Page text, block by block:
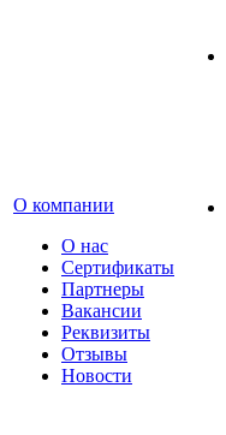
О компании
О нас
Сертификаты
Партнеры
Вакансии
Реквизиты
Отзывы
Новости